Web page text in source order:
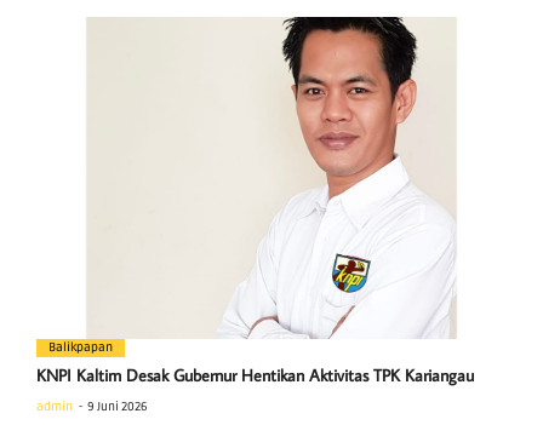
Balikpapan
KNPI Kaltim Desak Gubernur Hentikan Aktivitas TPK Kariangau
admin 9 Juni 2026